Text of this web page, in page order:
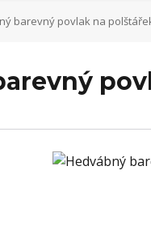
barevný povlak na